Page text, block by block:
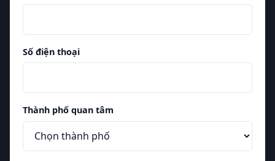
Số điện thoại
Thành phố quan tâm